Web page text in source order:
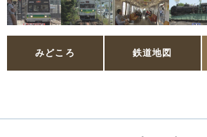
みどころ 鉄道地図